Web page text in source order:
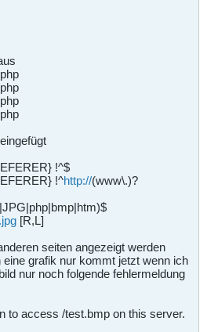
!^$
!^http://(www\.)?
[R,L]
seiten angezeigt werden
grafik nur kommt jetzt wenn ich
nur noch folgende fehlermeldung
to access /test.bmp on this server.